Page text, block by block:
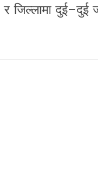
जिल्लामा दुई–दुई